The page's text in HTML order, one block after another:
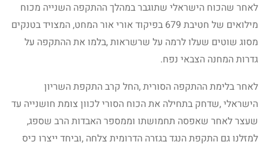
לאחר שהכוח הישראלי שתוגבר במהלך ההתקפה השנייה מכוח
מילואים של חטיבת 679 בפיקוד אורי אור המחט, המצויד בטנקים
מסוג שוטים שעלו לרמה על שרשראות ,בלמו את ההתקפה על
גדרות המחנה הצבאי נפח.
לאחר בלימת ההתקפה הסורית ,החל קרב התקפת השריון
הישראלי ,שדחק בתחילה את הכוח הסורי לכוון צומת חושנייה עד
שעצר לאחר שאפסה תחמושתו וממספר האבדות הרב שספג,
למזלנו גם התקפת הנגד בגזרה הדרומית צלחה ,וביחד ייצרו כיס